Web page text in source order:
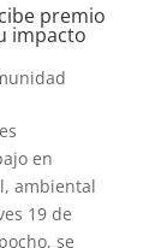
premio
impacto
en
ambiental
19 de
se